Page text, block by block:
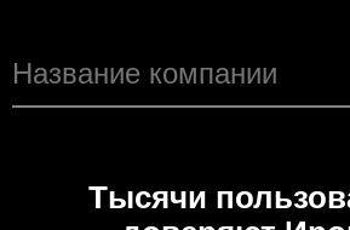
Тысячи